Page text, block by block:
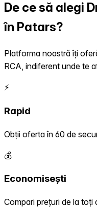
De ce să alegi
în Patars?
Platforma noastră îți
RCA, indiferent unde te
⚡
Rapid
Obții oferta în 60 de
💰
Economisești
Compari prețuri de la toți